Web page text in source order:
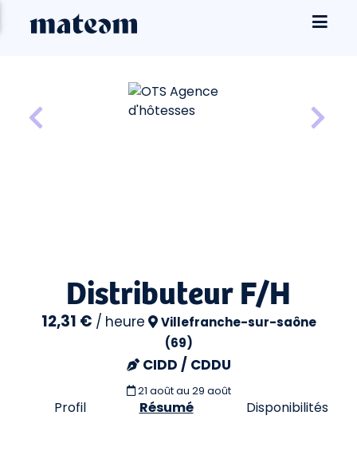
Distributeur F/H
12,31 € / heure
Villefranche-sur-saône
(69)
CIDD / CDDU
21 aoûtau 29 août
Profil Résumé Disponibilités